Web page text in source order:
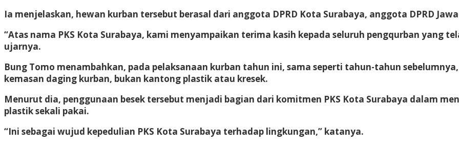
Ia menjelaskan, hewan kurban tersebut berasal dari anggota DPRD Kota Surabaya, anggota DPRD
“Atas nama PKS Kota Surabaya, kami menyampaikan terima kasih kepada seluruh pengqurban yang
ujarnya.
Bung Tomo menambahkan, pada pelaksanaan kurban tahun ini, sama seperti tahun-tahun
kemasan daging kurban, bukan kantong plastik atau kresek.
Menurut dia, penggunaan besek tersebut menjadi bagian dari komitmen PKS Kota Surabaya dalam
plastik sekali pakai.
“Ini sebagai wujud kepedulian PKS Kota Surabaya terhadap lingkungan,” katanya.